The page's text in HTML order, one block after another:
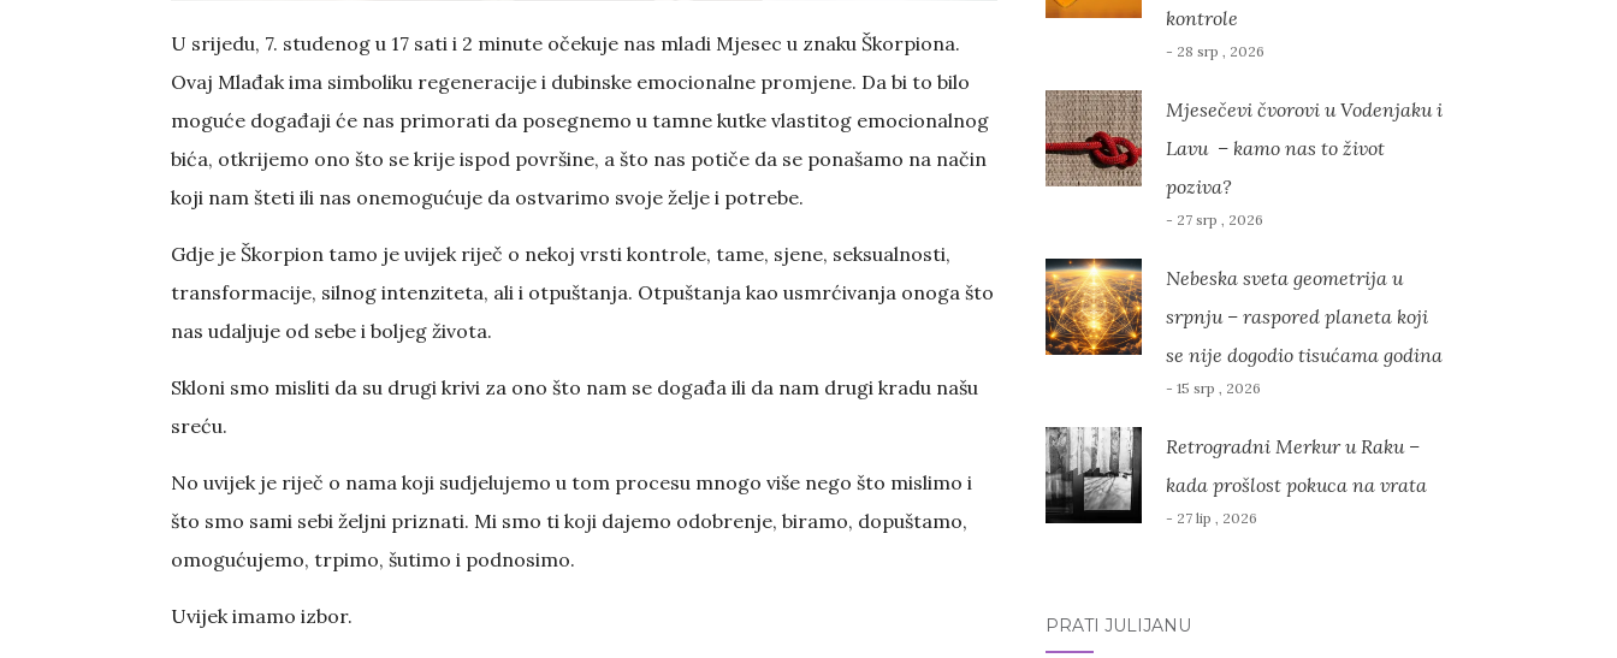
U srijedu, 7. studenog u 17 sati i 2 minute očekuje nas mladi Mjesec u znaku Škorpiona.
Ovaj Mlađak ima simboliku regeneracije i dubinske emocionalne promjene. Da bi to bilo
moguće događaji će nas primorati da posegnemo u tamne kutke vlastitog emocionalnog
bića, otkrijemo ono što se krije ispod površine, a što nas potiče da se ponašamo na način
koji nam šteti ili nas onemogućuje da ostvarimo svoje želje i potrebe.
Gdje je Škorpion tamo je uvijek riječ o nekoj vrsti kontrole, tame, sjene, seksualnosti,
transformacije, silnog intenziteta, ali i otpuštanja. Otpuštanja kao usmrćivanja onoga što
nas udaljuje od sebe i boljeg života.
Skloni smo misliti da su drugi krivi za ono što nam se događa ili da nam drugi kradu našu
sreću.
No uvijek je riječ o nama koji sudjelujemo u tom procesu mnogo više nego što mislimo i
što smo sami sebi željni priznati. Mi smo ti koji dajemo odobrenje, biramo, dopuštamo,
omogućujemo, trpimo, šutimo i podnosimo.
Uvijek imamo izbor.
kontrole
- 28 srp , 2026
Mjesečevi čvorovi u Vodenjaku i
Lavu – kamo nas to život
poziva?
- 27 srp , 2026
Nebeska sveta geometrija u
srpnju – raspored planeta koji
se nije dogodio tisućama godina
- 15 srp , 2026
Retrogradni Merkur u Raku –
kada prošlost pokuca na vrata
- 27 lip , 2026
PRATI JULIJANU